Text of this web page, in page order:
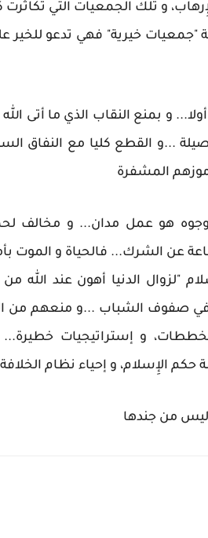
و تلك الجمعيات التي تكاثرت
خيرية" فهي تدعو للخير
و بمنع النقاب الذي ما أتى
...و القطع كليا مع النفاق
المشفرة
هو عمل مدان... و مخالف
عن الشرك... فالحياة و الموت بأمر
"لزوال الدنيا أهون عند الله
في صفوف الشباب ...و منعهم من
و إستراتيجيات
حكم الإِسلام، و إحياء نظام الخلافة
من جندها